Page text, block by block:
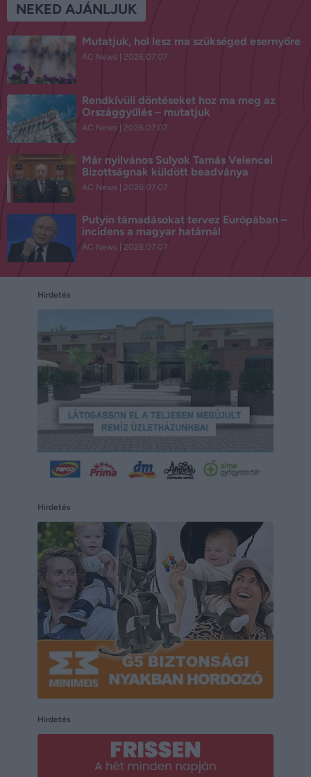
NEKED AJÁNLJUK
Mutatjuk, hol lesz ma szükséged esernyőre
AC News 2026.07.07.
Rendkívüli döntéseket hoz ma meg az
Országgyűlés – mutatjuk
AC News 2026.07.07.
Már nyilvános Sulyok Tamás Velencei
Bizottságnak küldött beadványa
AC News 2026.07.07.
Putyin támadásokat tervez Európában –
incidens a magyar határnál
AC News 2026.07.07.
Hirdetés
Hirdetés
Hirdetés